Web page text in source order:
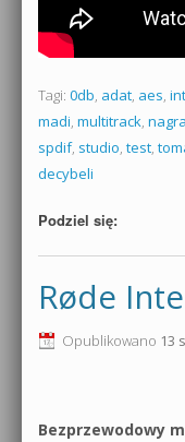
Tagi: 0db, adat, aes,
madi, multitrack,
spdif, studio, test,
decybeli
Podziel się:
Røde
Opublikowano 13
Bezprzewodowy